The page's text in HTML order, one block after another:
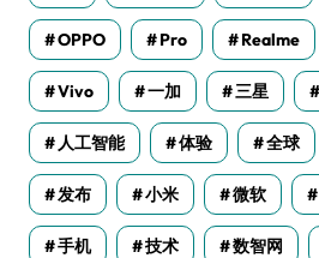
OPPO Pro Realme
Vivo 一加 三星
人工智能 体验 全球
发布 小米 微软
手机 技术 数智网